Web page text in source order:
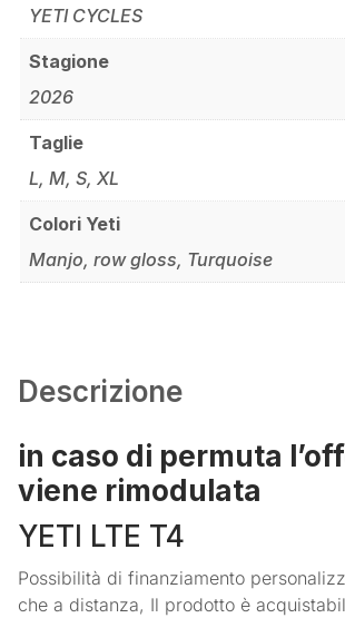
YETI CYCLES
Stagione
2026
Taglie
L, M, S, XL
Colori Yeti
Manjo, row gloss, Turquoise
Descrizione
in caso di permuta
viene rimodulata
YETI LTE T4
Possibilità di finanziamento
che a distanza, Il prodotto è